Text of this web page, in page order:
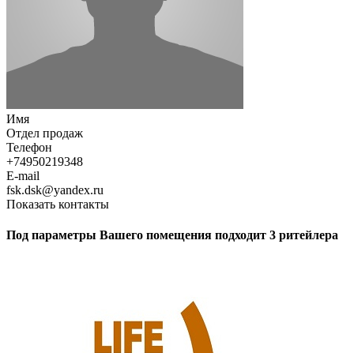
Имя
Отдел продаж
Телефон
+74950219348
E-mail
fsk.dsk@yandex.ru
Показать контакты
Под параметры Вашего помещения подходит 3 ритейлера